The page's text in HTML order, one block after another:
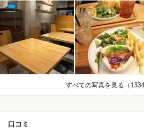
すべての写真を見る（1334
口コミ